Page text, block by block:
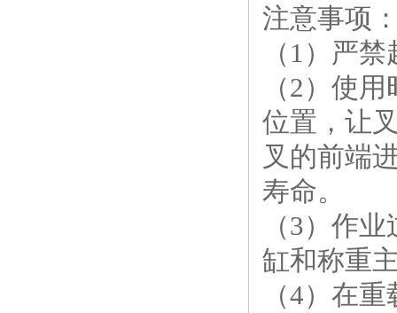
注意事项
（1）严
（2）使
位置，让
叉的前端
寿命。
（3）作
缸和称重
（4）在